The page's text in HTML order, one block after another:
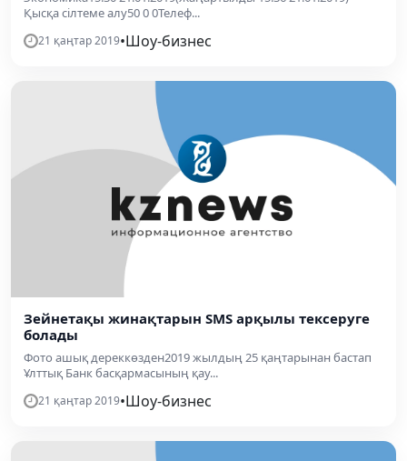
Қысқа сілтеме алу50 0 0Телеф...
21 қаңтар 2019•Шоу-бизнес
Зейнетақы жинақтарын SMS арқылы тексеруге
болады
Фото ашық дереккөзден2019 жылдың 25 қаңтарынан бастап
Ұлттық Банк басқармасының қау...
21 қаңтар 2019•Шоу-бизнес